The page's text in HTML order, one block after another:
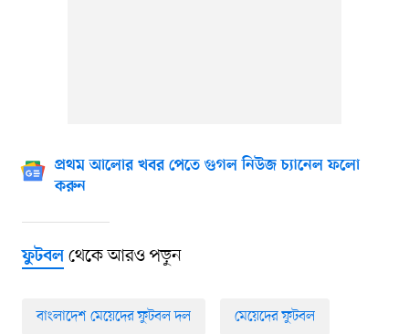
প্রথম আলোর খবর পেতে গুগল নিউজ চ্যানেল ফলো
করুন
ফুটবলথেকে আরও পড়ুন
বাংলাদেশ মেয়েদের ফুটবল দল মেয়েদের ফুটবল